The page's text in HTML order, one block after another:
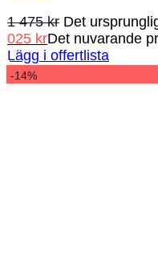
1 475kr Det
025 krDet nuvarande
Lägg i offertlista
-14%